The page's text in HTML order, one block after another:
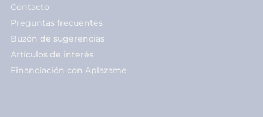
Contacto
Preguntas frecuentes
Buzón de sugerencias
Artículos de interés
Financiación con Aplazame